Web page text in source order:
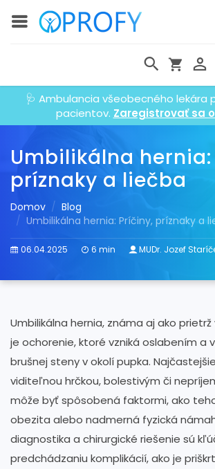
🩺 Ambulancia všeobecného lekára
pacientov. Zaregistrovať sa
Umbilikálna hernia:
príznaky a liečba
Domov
Blog
Umbilikálna hernia: Príčiny, príznaky a
06.04.2025 6 min MUDr. Jozef
Umbilikálna hernia, známa aj ako
je ochorenie, ktoré vzniká oslabením a
brušnej steny v okolí pupka.
viditeľnou hrčkou, bolestivým či
môže byť spôsobená faktormi, ako
obezita alebo nadmerná fyzická
diagnostika a chirurgické riešenie sú
predchádzaniu komplikácií, ako je